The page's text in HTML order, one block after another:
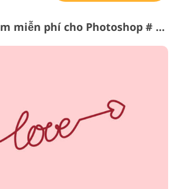
Bàn chải trái tim miễn phí cho Photoshop # 8 "Passion"